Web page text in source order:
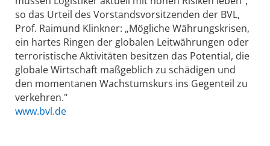
so das Urteil des Vorstandsvorsitzenden der BVL,
Prof. Raimund Klinkner: „Mögliche Währungskrisen,
ein hartes Ringen der globalen Leitwährungen oder
terroristische Aktivitäten besitzen das Potential, die
globale Wirtschaft maßgeblich zu schädigen und
den momentanen Wachstumskurs ins Gegenteil zu
verkehren."
www.bvl.de